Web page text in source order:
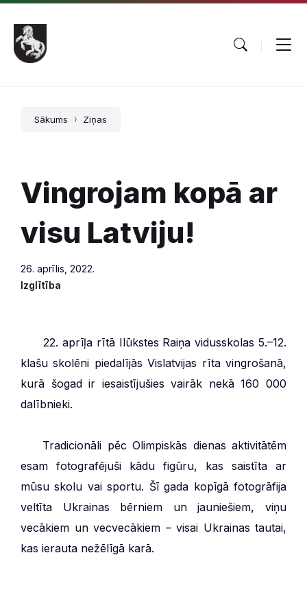
Pāriet
saturu
Skip
main
navigation
Skip
footer
Sākums Ziņas
Vingrojam kopā ar
visu Latviju!
26. aprīlis, 2022.
Izglītība
22. aprīļa rītā Ilūkstes Raiņa vidusskolas 5.–12.
klašu skolēni piedalījās Vislatvijas rīta vingrošanā,
kurā šogad ir iesaistījušies vairāk nekā 160 000
dalībnieki.
Tradicionāli pēc Olimpiskās dienas aktivitātēm
esam fotografējuši kādu figūru, kas saistīta ar
mūsu skolu vai sportu. Šī gada kopīgā fotogrāfija
veltīta Ukrainas bērniem un jauniešiem, viņu
vecākiem un vecvecākiem – visai Ukrainas tautai,
kas ierauta nežēlīgā karā.